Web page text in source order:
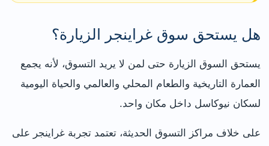
هل يستحق سوق غراينجر الزيارة؟
يستحق السوق الزيارة حتى لمن لا يريد التسوق، لأنه يجمع
العمارة التاريخية والطعام المحلي والعالمي والحياة اليومية
لسكان نيوكاسل داخل مكان واحد.
على خلاف مراكز التسوق الحديثة، تعتمد تجربة غراينجر على